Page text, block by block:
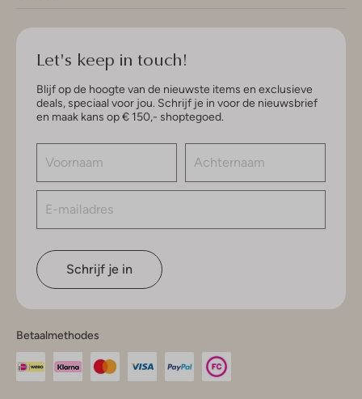
Let's keep in touch!
Blijf op de hoogte van de nieuwste items en exclusieve
deals, speciaal voor jou. Schrijf je in voor de nieuwsbrief
en maak kans op € 150,- shoptegoed.
Schrijf je in
Betaalmethodes